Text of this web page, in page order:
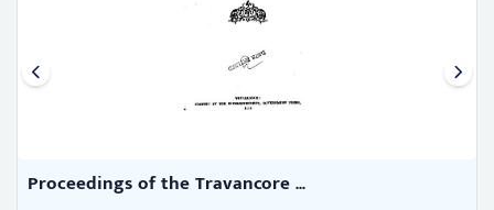
Proceedings of the Travancore ...